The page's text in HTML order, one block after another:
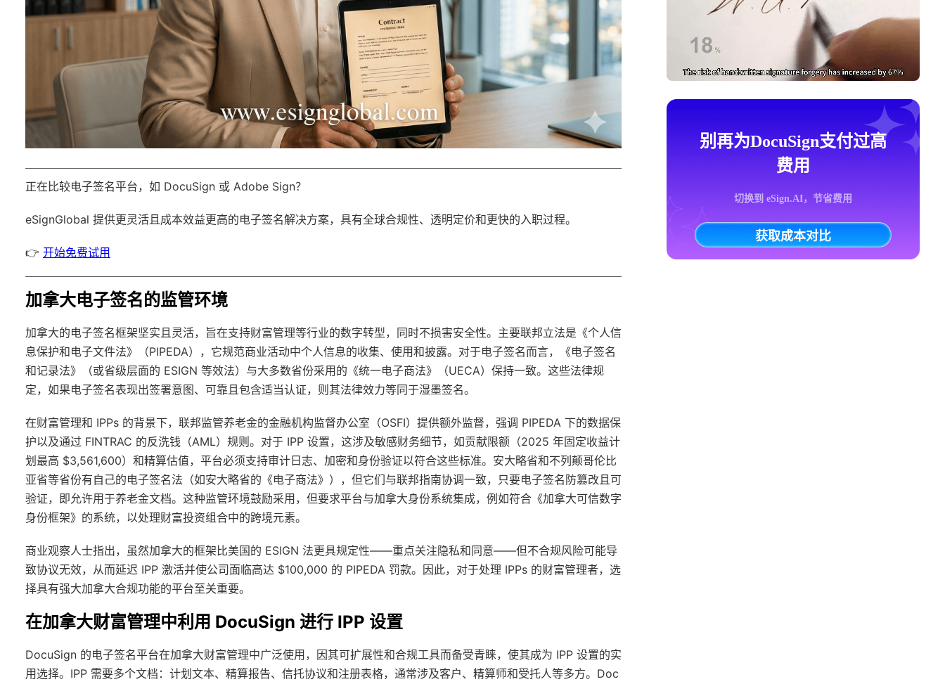
正在比较电子签名平台，如 DocuSign 或 Adobe Sign？
eSignGlobal 提供更灵活且成本效益更高的电子签名解决方案，具有全球合规性、透明定价和更快的入职过程。
👉 开始免费试用
加拿大电子签名的监管环境
加拿大的电子签名框架坚实且灵活，旨在支持财富管理等行业的数字转型，同时不损害安全性。主要联邦立法是《个人信
息保护和电子文件法》（PIPEDA），它规范商业活动中个人信息的收集、使用和披露。对于电子签名而言，《电子签名
和记录法》（或省级层面的 ESIGN 等效法）与大多数省份采用的《统一电子商法》（UECA）保持一致。这些法律规
定，如果电子签名表现出签署意图、可靠且包含适当认证，则其法律效力等同于湿墨签名。
在财富管理和 IPPs 的背景下，联邦监管养老金的金融机构监督办公室（OSFI）提供额外监督，强调 PIPEDA 下的数据保
护以及通过 FINTRAC 的反洗钱（AML）规则。对于 IPP 设置，这涉及敏感财务细节，如贡献限额（2025 年固定收益计
划最高 $3,561,600）和精算估值，平台必须支持审计日志、加密和身份验证以符合这些标准。安大略省和不列颠哥伦比
亚省等省份有自己的电子签名法（如安大略省的《电子商法》），但它们与联邦指南协调一致，只要电子签名防篡改且可
验证，即允许用于养老金文档。这种监管环境鼓励采用，但要求平台与加拿大身份系统集成，例如符合《加拿大可信数字
身份框架》的系统，以处理财富投资组合中的跨境元素。
商业观察人士指出，虽然加拿大的框架比美国的 ESIGN 法更具规定性——重点关注隐私和同意——但不合规风险可能导
致协议无效，从而延迟 IPP 激活并使公司面临高达 $100,000 的 PIPEDA 罚款。因此，对于处理 IPPs 的财富管理者，选
择具有强大加拿大合规功能的平台至关重要。
在加拿大财富管理中利用 DocuSign 进行 IPP 设置
DocuSign 的电子签名平台在加拿大财富管理中广泛使用，因其可扩展性和合规工具而备受青睐，使其成为 IPP 设置的实
用选择。IPP 需要多个文档：计划文本、精算报告、信托协议和注册表格，通常涉及客户、精算师和受托人等多方。Doc
别再为DocuSign支付过高
费用
切换到 eSign.AI，节省费用
获取成本对比